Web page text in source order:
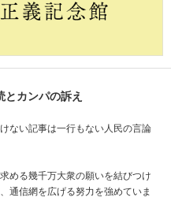
とカンパの訴え
ない記事は一行もない人民の言論
める幾千万大衆の願いを結びつけ
通信網を広げる努力を強めていま